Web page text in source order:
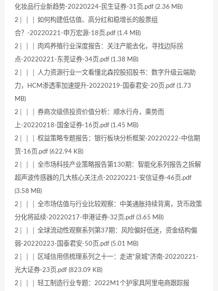
化妆品行业新趋势-20220224-民生证券-31页.pdf (2.36 MB)
2│ │ │ 如何构建低估值、高分红和稳增长的股票组
合？-20220221-申万宏源-18页.pdf (1.4 MB)
2│ │ │ 肉鸡养殖行业深度报告：关注产能去化，寻找边际拐
点-20220221-东莞证券-34页.pdf (1.38 MB)
2│ │ │ 人力资源行业一文看懂北森控股招股书：数字升级云端助
力，HCM渗透率加速提升-20220219-国泰君安-20页.pdf (1.73
MB)
2│ │ │ 券商次级债投资价值分析：顺水行舟，乘势而
上-20220218-国金证券-16页.pdf (1.45 MB)
2│ │ │ 权益策略专题报告：银行板块分析框架-20220222-中信期
货-16页.pdf (622.94 KB)
2│ │ │ 全市场科技产业策略报告第130期：智能化系列报告之拆解
超声波传感器的几大核心关注点-20220221-安信证券-46页.pdf
(3.58 MB)
2│ │ │ 全市场估值与行业比较观察：中美通胀持续背离，货币政策
分化将延续-20220217-申港证券-32页.pdf (3.65 MB)
2│ │ │ 全球流动性观察系列第37期：风险偏好低迷，资金结构偏
弱-20220223-国泰君安-50页.pdf (5.01 MB)
2│ │ │ 区域信用债梳理系列之十一：走进“泉城”济南-20220221-
光大证券-23页.pdf (823.09 KB)
2│ │ │ 轻工制造行业专题：2022M1个护家具阿里电商跟踪报